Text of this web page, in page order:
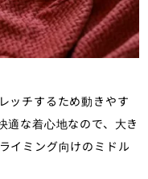
ッチするため動きやす
適な着心地なので、大き
イミング向けのミドル